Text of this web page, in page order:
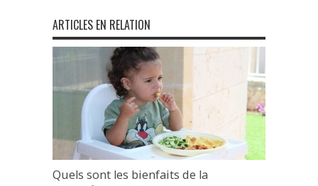
ARTICLES EN RELATION
Quels sont les bienfaits de la